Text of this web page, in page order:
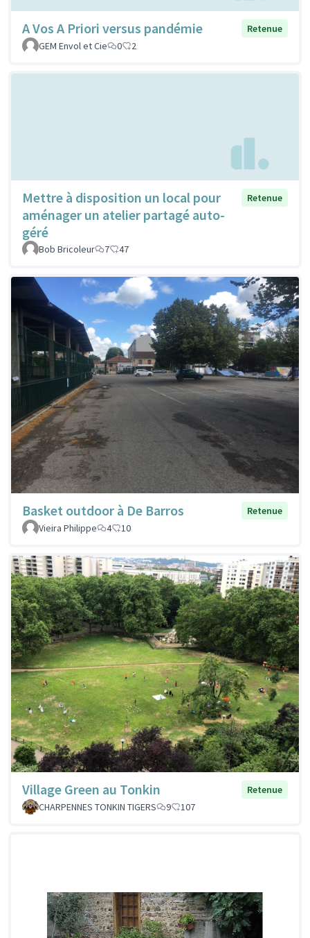
A Vos A Priori versus pandémie
Retenue
GEM Envol et Cie
0 2
Mettre à disposition un local pour
aménager un atelier partagé auto-
géré
Retenue
Bob Bricoleur 7 47
Basket outdoor à De Barros
Retenue
Vieira Philippe
4 10
Village Green au Tonkin
Retenue
CHARPENNES TONKIN TIGERS
9 107